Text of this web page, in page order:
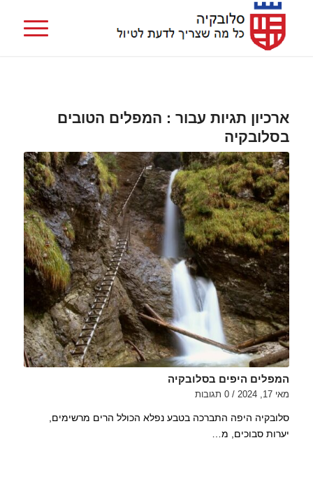
ארכיון תגיות עבור : המפלים הטובים
בסלובקיה
המפלים היפים בסלובקיה
מאי 17, 2024 / 0 תגובות
סלובקיה היפה התברכה בטבע נפלא הכולל הרים מרשימים,
יערות סבוכים, מ…